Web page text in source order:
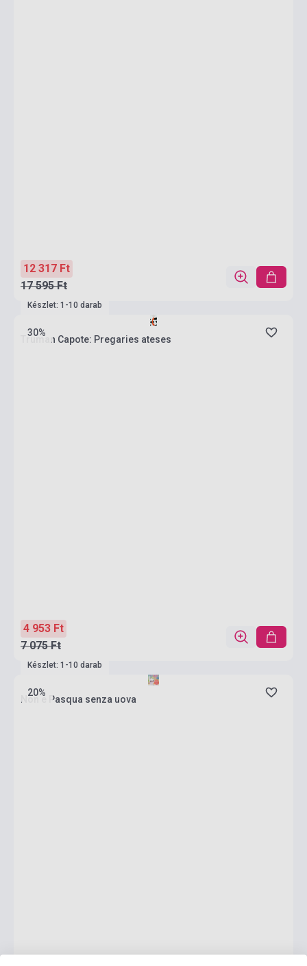
12 317 Ft
17 595 Ft
30%
Készlet: 1-10 darab
Truman Capote: Pregaries ateses
4 953 Ft
7 075 Ft
20%
Készlet: 1-10 darab
Non e Pasqua senza uova